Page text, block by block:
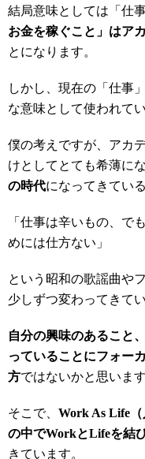
結局意味としては「仕
お金を稼ぐこと」はア
とになります。
しかし、現在の「仕事
な意味として使われて
僕の考えですが、アカ
けとしてとても希薄に
の時代になってきてい
「仕事は辛いもの、で
めには仕方ない」
という昭和の歌謡曲や
少しずつ変わってきて
自分の興味のあること
っていることにフォー
方ではないかと思います
そこで、 Work As Life（
の中でWorkとLifeを結
きています。